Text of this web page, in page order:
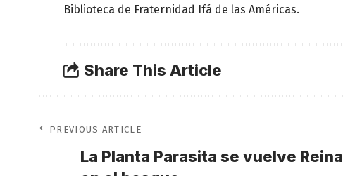
Biblioteca de Fraternidad Ifá de las Américas.
Share This Article
PREVIOUS ARTICLE
La Planta Parasita se vuelve Reina